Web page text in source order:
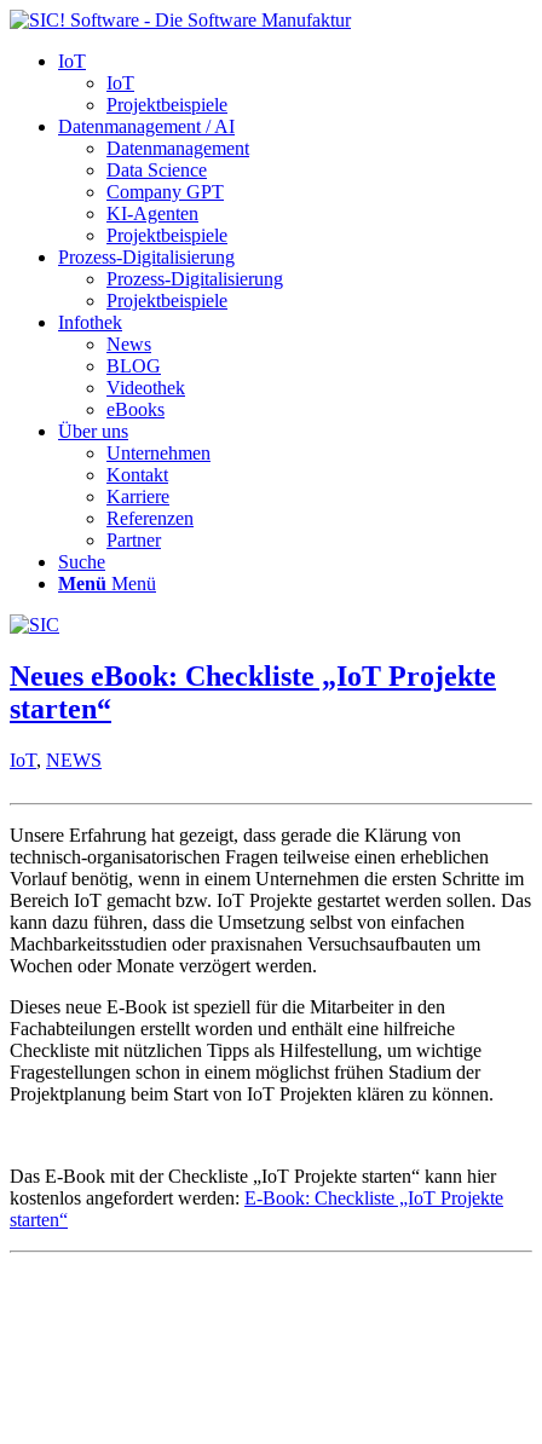
IoT
IoT
Projektbeispiele
Datenmanagement / AI
Datenmanagement
Data Science
Company GPT
KI-Agenten
Projektbeispiele
Prozess-Digitalisierung
Prozess-Digitalisierung
Projektbeispiele
Infothek
News
BLOG
Videothek
eBooks
Über uns
Unternehmen
Kontakt
Karriere
Referenzen
Partner
Suche
Menü Menü
Neues eBook: Checkliste „IoT Projekte
starten“
IoT, NEWS
Unsere Erfahrung hat gezeigt, dass gerade die Klärung von
technisch-organisatorischen Fragen teilweise einen erheblichen
Vorlauf benötig, wenn in einem Unternehmen die ersten Schritte im
Bereich IoT gemacht bzw. IoT Projekte gestartet werden sollen. Das
kann dazu führen, dass die Umsetzung selbst von einfachen
Machbarkeitsstudien oder praxisnahen Versuchsaufbauten um
Wochen oder Monate verzögert werden.
Dieses neue E-Book ist speziell für die Mitarbeiter in den
Fachabteilungen erstellt worden und enthält eine hilfreiche
Checkliste mit nützlichen Tipps als Hilfestellung, um wichtige
Fragestellungen schon in einem möglichst frühen Stadium der
Projektplanung beim Start von IoT Projekten klären zu können.
Das E-Book mit der Checkliste „IoT Projekte starten“ kann hier
kostenlos angefordert werden: E-Book: Checkliste „IoT Projekte
starten“